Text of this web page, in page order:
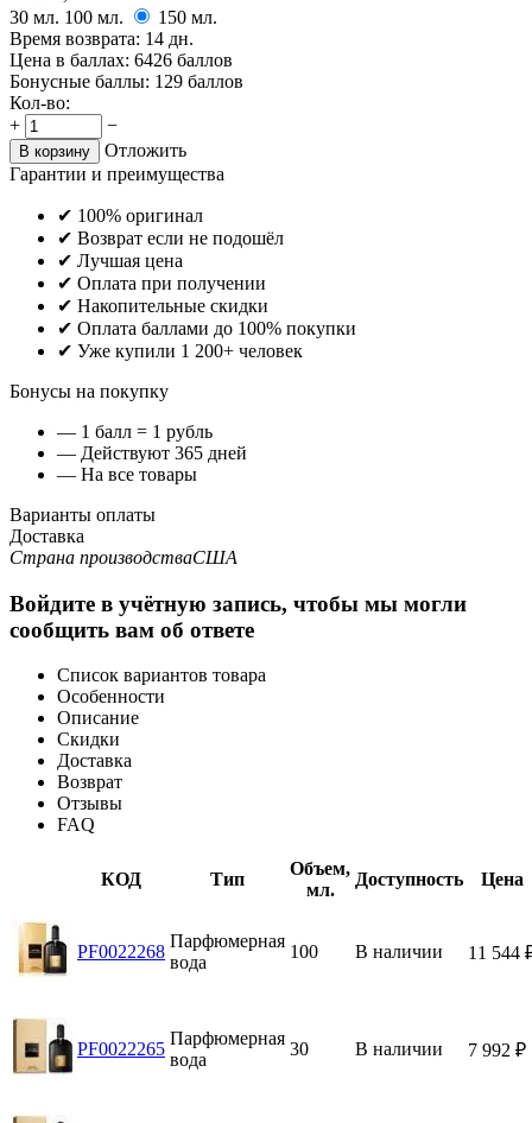
30 мл. 100 мл. 150 мл.
Время возврата: 14 дн.
Цена в баллах: 6426 баллов
Бонусные баллы: 129 баллов
Кол-во:
+
−
В корзину
Отложить
Гарантии и преимущества
✔ 100% оригинал
✔ Возврат если не подошёл
✔ Лучшая цена
✔ Оплата при получении
✔ Накопительные скидки
✔ Оплата баллами до 100% покупки
✔ Уже купили 1 200+ человек
Бонусы на покупку
— 1 балл = 1 рубль
— Действуют 365 дней
— На все товары
Варианты оплаты
Доставка
Страна производстваСША
Войдите в учётную запись, чтобы мы могли
сообщить вам об ответе
Список вариантов товара
Особенности
Описание
Скидки
Доставка
Возврат
Отзывы
FAQ
КОД Тип
Объем,
мл.
Доступность Цена
PF0022268
Парфюмерная
вода
100 В наличии 11 544
PF0022265
Парфюмерная
вода
30 В наличии 7 992 ₽